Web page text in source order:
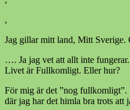
,
Jag gillar mitt land, Mitt Sverige.
…. Ja jag vet att allt inte
Livet är Fullkomligt. Eller hur?
För mig är det ”nog
där jag har det himla bra trots att